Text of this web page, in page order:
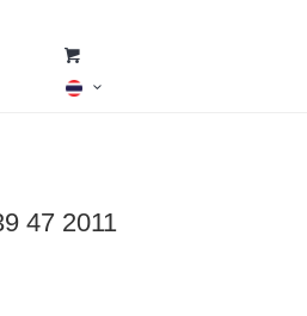
47 2011